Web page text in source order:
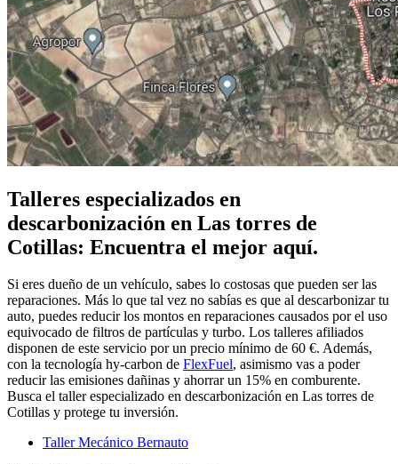
Talleres especializados en
descarbonización en Las torres de
Cotillas: Encuentra el mejor aquí.
Si eres dueño de un vehículo, sabes lo costosas que pueden ser las
reparaciones. Más lo que tal vez no sabías es que al descarbonizar tu
auto, puedes reducir los montos en reparaciones causados por el uso
equivocado de filtros de partículas y turbo. Los talleres afiliados
disponen de este servicio por un precio mínimo de 60 €. Además,
con la tecnología hy-carbon de FlexFuel, asimismo vas a poder
reducir las emisiones dañinas y ahorrar un 15% en comburente.
Busca el taller especializado en descarbonización en Las torres de
Cotillas y protege tu inversión.
Taller Mecánico Bernauto